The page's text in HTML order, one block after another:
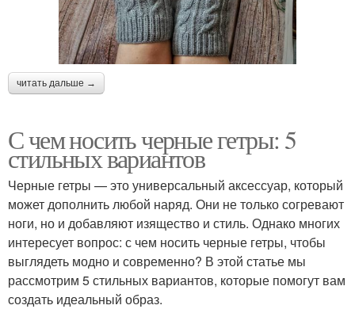
читать дальше →
С чем носить черные гетры: 5
стильных вариантов
Черные гетры — это универсальный аксессуар, который
может дополнить любой наряд. Они не только согревают
ноги, но и добавляют изящество и стиль. Однако многих
интересует вопрос: с чем носить черные гетры, чтобы
выглядеть модно и современно? В этой статье мы
рассмотрим 5 стильных вариантов, которые помогут вам
создать идеальный образ.